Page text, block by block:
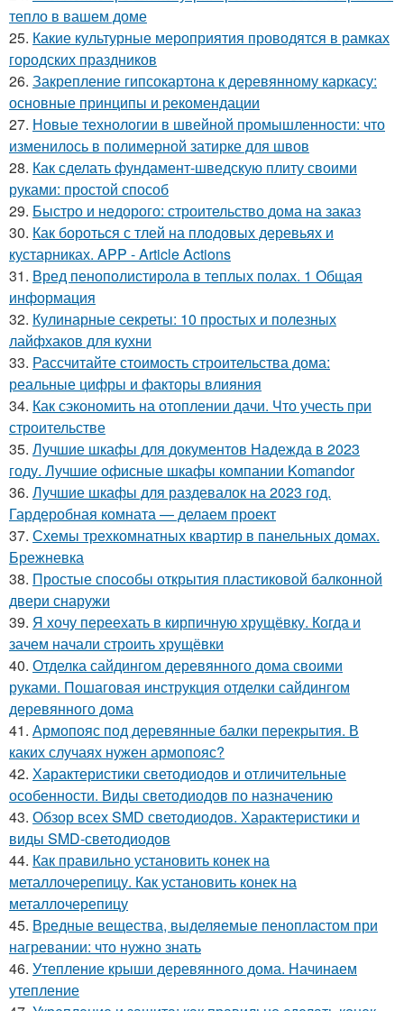
тепло в вашем доме
25. Какие культурные мероприятия проводятся в рамках
городских праздников
26. Закрепление гипсокартона к деревянному каркасу:
основные принципы и рекомендации
27. Новые технологии в швейной промышленности: что
изменилось в полимерной затирке для швов
28. Как сделать фундамент-шведскую плиту своими
руками: простой способ
29. Быстро и недорого: строительство дома на заказ
30. Как бороться с тлей на плодовых деревьях и
кустарниках. APP - Article Actions
31. Вред пенополистирола в теплых полах. 1 Общая
информация
32. Кулинарные секреты: 10 простых и полезных
лайфхаков для кухни
33. Рассчитайте стоимость строительства дома:
реальные цифры и факторы влияния
34. Как сэкономить на отоплении дачи. Что учесть при
строительстве
35. Лучшие шкафы для документов Надежда в 2023
году. Лучшие офисные шкафы компании Komandor
36. Лучшие шкафы для раздевалок на 2023 год.
Гардеробная комната — делаем проект
37. Схемы трехкомнатных квартир в панельных домах.
Брежневка
38. Простые способы открытия пластиковой балконной
двери снаружи
39. Я хочу переехать в кирпичную хрущёвку. Когда и
зачем начали строить хрущёвки
40. Отделка сайдингом деревянного дома своими
руками. Пошаговая инструкция отделки сайдингом
деревянного дома
41. Армопояс под деревянные балки перекрытия. В
каких случаях нужен армопояс?
42. Характеристики светодиодов и отличительные
особенности. Виды светодиодов по назначению
43. Обзор всех SMD светодиодов. Характеристики и
виды SMD-светодиодов
44. Как правильно установить конек на
металлочерепицу. Как установить конек на
металлочерепицу
45. Вредные вещества, выделяемые пенопластом при
нагревании: что нужно знать
46. Утепление крыши деревянного дома. Начинаем
утепление